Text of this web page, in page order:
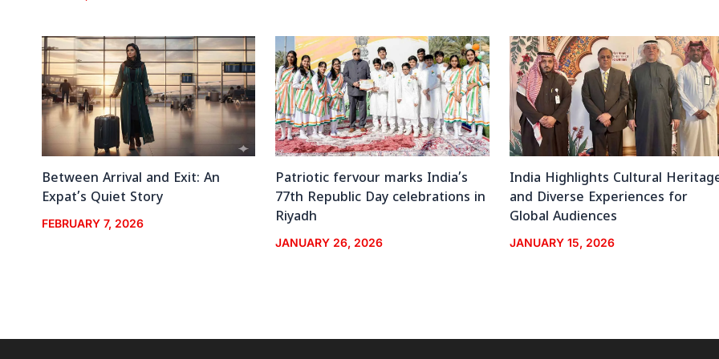
Between Arrival and Exit: An
Expat’s Quiet Story
FEBRUARY 7, 2026
Patriotic fervour marks India’s
77th Republic Day celebrations in
Riyadh
JANUARY 26, 2026
India Highlights Cultural
and Diverse Experiences for
Global Audiences
JANUARY 15, 2026